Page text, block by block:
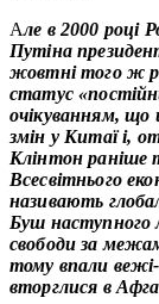
Але в 2000 році
Путіна
жовтні того ж
статус
очікуванням, що
змін у Китаї і,
Клінтон раніше
Всесвітнього
називають
Буш наступного
свободи за
тому впали вежі-
вторглися в